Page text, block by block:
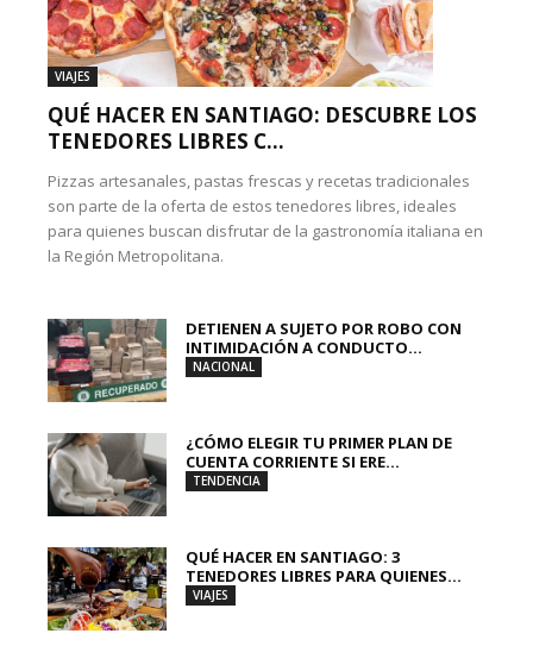
VIAJES
QUÉ HACER EN SANTIAGO: DESCUBRE LOS
TENEDORES LIBRES C...
Pizzas artesanales, pastas frescas y recetas tradicionales
son parte de la oferta de estos tenedores libres, ideales
para quienes buscan disfrutar de la gastronomía italiana en
la Región Metropolitana.
DETIENEN A SUJETO POR ROBO CON
INTIMIDACIÓN A CONDUCTO...
NACIONAL
¿CÓMO ELEGIR TU PRIMER PLAN DE
CUENTA CORRIENTE SI ERE...
TENDENCIA
QUÉ HACER EN SANTIAGO: 3
TENEDORES LIBRES PARA QUIENES...
VIAJES